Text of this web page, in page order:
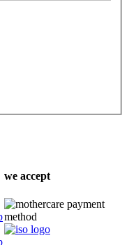
we accept